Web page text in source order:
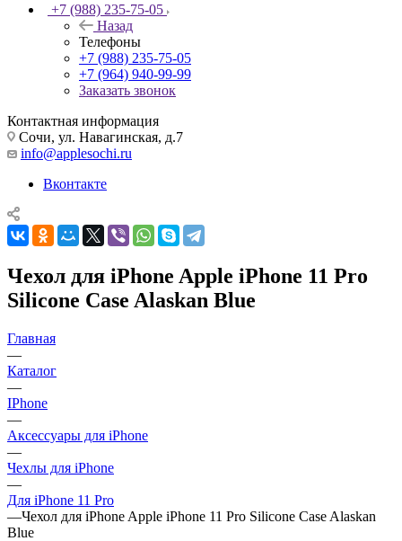
+7 (988) 235-75-05
Назад
Телефоны
+7 (988) 235-75-05
+7 (964) 940-99-99
Заказать звонок
Контактная информация
Сочи, ул. Навагинская, д.7
info@applesochi.ru
Вконтакте
Чехол для iPhone Apple iPhone 11 Pro
Silicone Case Alaskan Blue
Главная
—
Каталог
—
IPhone
—
Аксессуары для iPhone
—
Чехлы для iPhone
—
Для iPhone 11 Pro
—Чехол для iPhone Apple iPhone 11 Pro Silicone Case Alaskan
Blue